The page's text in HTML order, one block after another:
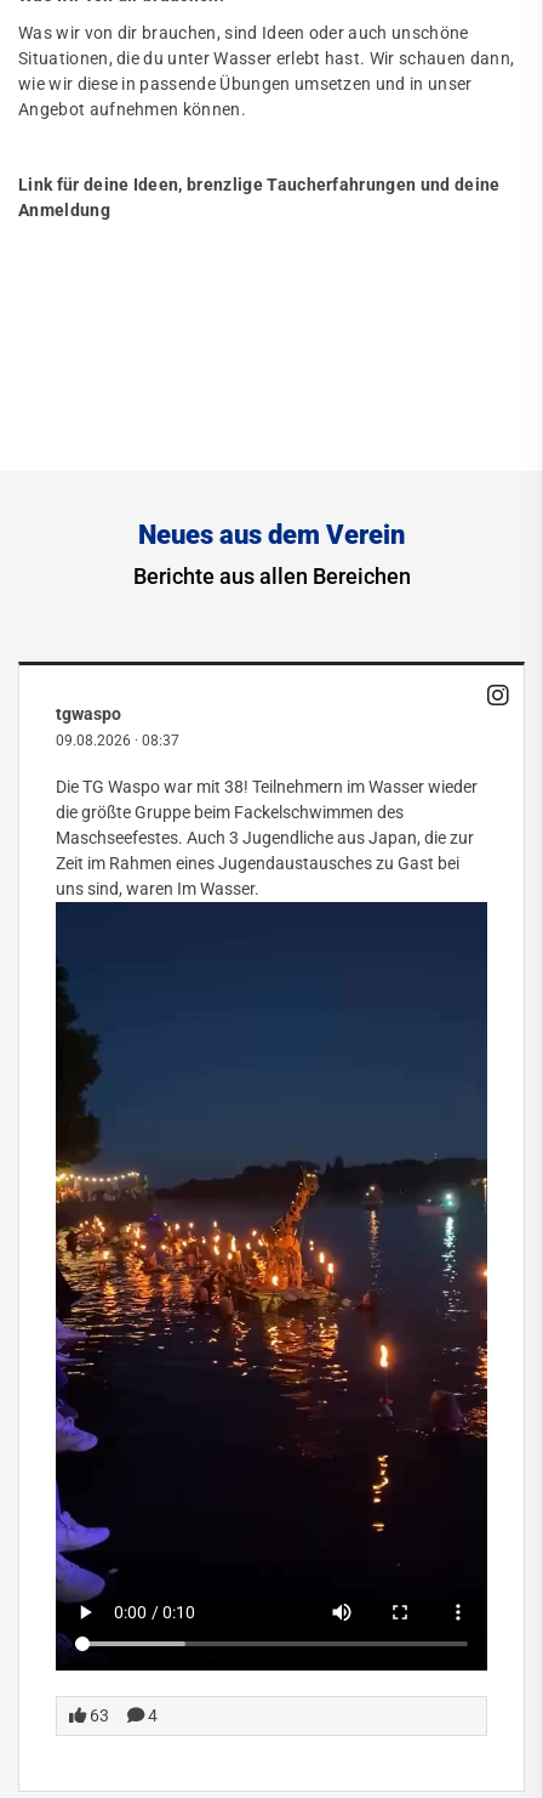
Was wir von dir brauchen, sind Ideen oder auch unschöne
Situationen, die du unter Wasser erlebt hast. Wir schauen dann,
wie wir diese in passende Übungen umsetzen und in unser
Angebot aufnehmen können.
Link für deine Ideen, brenzlige Taucherfahrungen und deine
Anmeldung
Neues aus dem Verein
Berichte aus allen Bereichen
tgwaspo
09.08.2026 · 08:37
Die TG Waspo war mit 38! Teilnehmern im Wasser wieder
die größte Gruppe beim Fackelschwimmen des
Maschseefestes. Auch 3 Jugendliche aus Japan, die zur
Zeit im Rahmen eines Jugendaustausches zu Gast bei
uns sind, waren Im Wasser.
63 4